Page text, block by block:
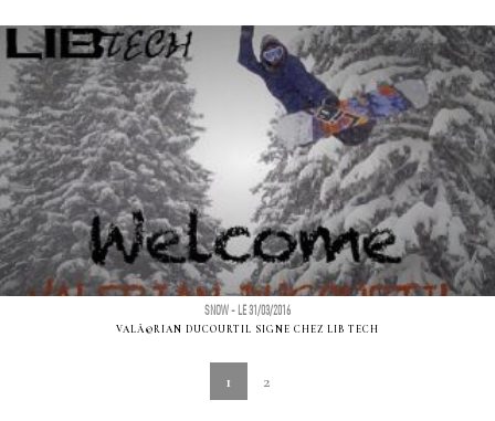
SNOW - LE 31/03/2016
VALÃ©RIAN DUCOURTIL SIGNE CHEZ LIB TECH
1 2